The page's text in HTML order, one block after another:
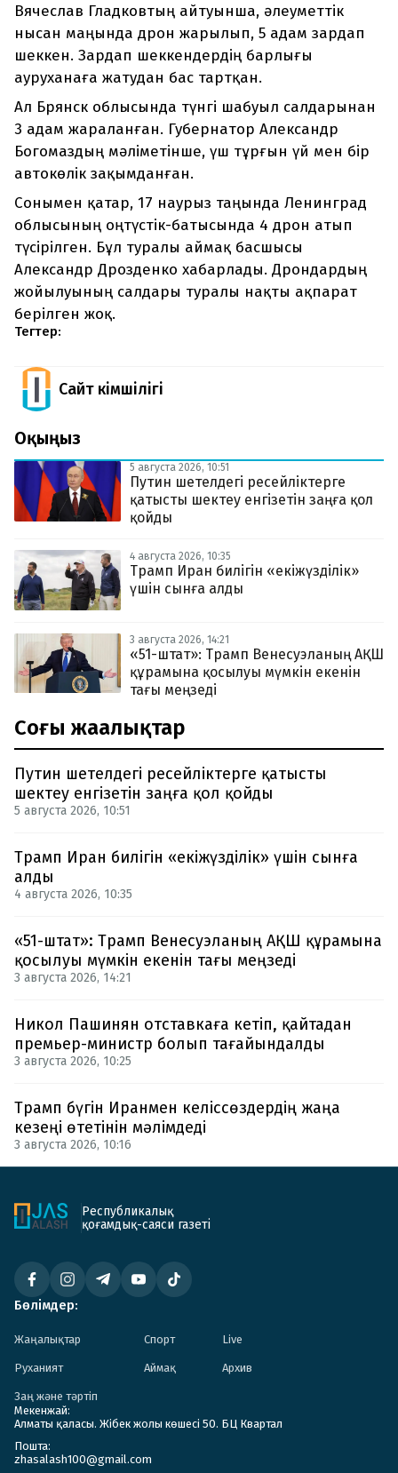
Вячеслав Гладковтың айтуынша, әлеуметтік
нысан маңында дрон жарылып, 5 адам зардап
шеккен. Зардап шеккендердің барлығы
ауруханаға жатудан бас тартқан.
Ал Брянск облысында түнгі шабуыл салдарынан
3 адам жараланған. Губернатор Александр
Богомаздың мәліметінше, үш тұрғын үй мен бір
автокөлік зақымданған.
Сонымен қатар, 17 наурыз таңында Ленинград
облысының оңтүстік-батысында 4 дрон атып
түсірілген. Бұл туралы аймақ басшысы
Александр Дрозденко хабарлады. Дрондардың
жойылуының салдары туралы нақты ақпарат
берілген жоқ.
Тегтер:
Сайт Әкімшілігі
Оқыңыз
5 августа 2026, 10:51
Путин шетелдегі ресейліктерге
қатысты шектеу енгізетін заңға қол
қойды
4 августа 2026, 10:35
Трамп Иран билігін «екіжүзділік»
үшін сынға алды
3 августа 2026, 14:21
«51-штат»: Трамп Венесуэланың АҚШ
құрамына қосылуы мүмкін екенін
тағы меңзеді
Соңғы жаңалықтар
Путин шетелдегі ресейліктерге қатысты
шектеу енгізетін заңға қол қойды
5 августа 2026, 10:51
Трамп Иран билігін «екіжүзділік» үшін сынға
алды
4 августа 2026, 10:35
«51-штат»: Трамп Венесуэланың АҚШ құрамына
қосылуы мүмкін екенін тағы меңзеді
3 августа 2026, 14:21
Никол Пашинян отставкаға кетіп, қайтадан
премьер-министр болып тағайындалды
3 августа 2026, 10:25
Трамп бүгін Иранмен келіссөздердің жаңа
кезеңі өтетінін мәлімдеді
3 августа 2026, 10:16
Республикалық
қоғамдық-саяси газеті
Бөлімдер:
Жаңалықтар Спорт Live
Руханият Аймақ Архив
Заң және тәртіп
Мекенжай:
Алматы қаласы. Жібек жолы көшесі 50. БЦ Квартал
Пошта:
zhasalash100@gmail.com